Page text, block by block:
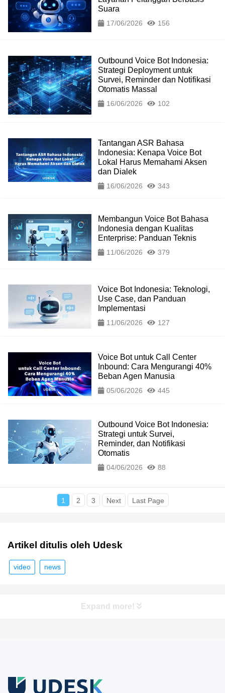
Suara
17/06/2026 156
Outbound Voice Bot Indonesia:
Strategi Deployment untuk
Survei, Reminder dan Notifikasi
Otomatis Massal
16/06/2026 102
Tantangan ASR Bahasa
Indonesia: Kenapa Voice Bot
Lokal Harus Memahami Aksen
dan Dialek
16/06/2026 343
Membangun Voice Bot Bahasa
Indonesia dengan Kualitas
Enterprise: Panduan Teknis
11/06/2026 379
Voice Bot Indonesia: Teknologi,
Use Case, dan Panduan
Implementasi
11/06/2026 127
Voice Bot untuk Call Center
Inbound: Cara Mengurangi 40%
Beban Agen Manusia
05/06/2026 445
Outbound Voice Bot Indonesia:
Strategi untuk Survei,
Reminder, dan Notifikasi
Otomatis
04/06/2026 88
1 2 3 Next Last Page
Artikel ditulis oleh Udesk
video news
Expand more!